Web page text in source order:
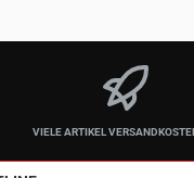
VIELE ARTIKEL